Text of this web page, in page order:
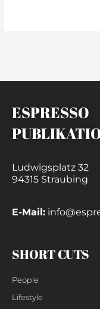
ESPRESSO
Ludwigsplatz 32
94315 Straubing
E-Mail:
SHORT CUTS
People
Lifestyle